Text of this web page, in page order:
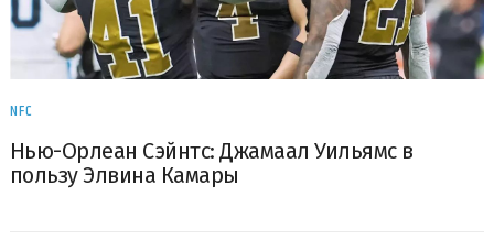
NFC
Нью-Орлеан Сэйнтс: Джамаал Уильямс в
пользу Элвина Камары